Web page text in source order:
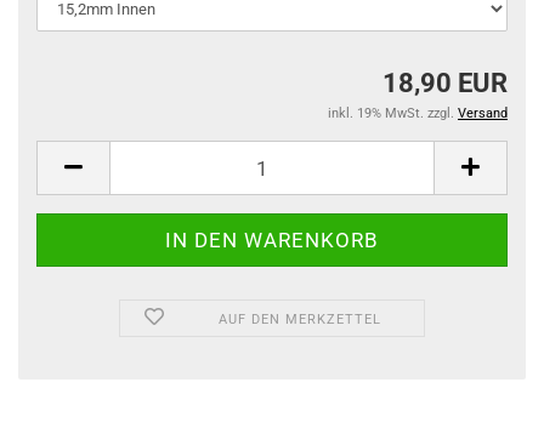
18,90 EUR
inkl. 19% MwSt. zzgl. Versand
AUF DEN MERKZETTEL